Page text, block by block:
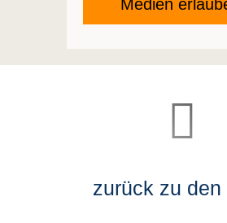
Medien
zurück zu den